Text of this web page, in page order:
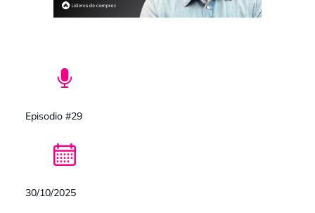
Episodio #29
30/10/2025